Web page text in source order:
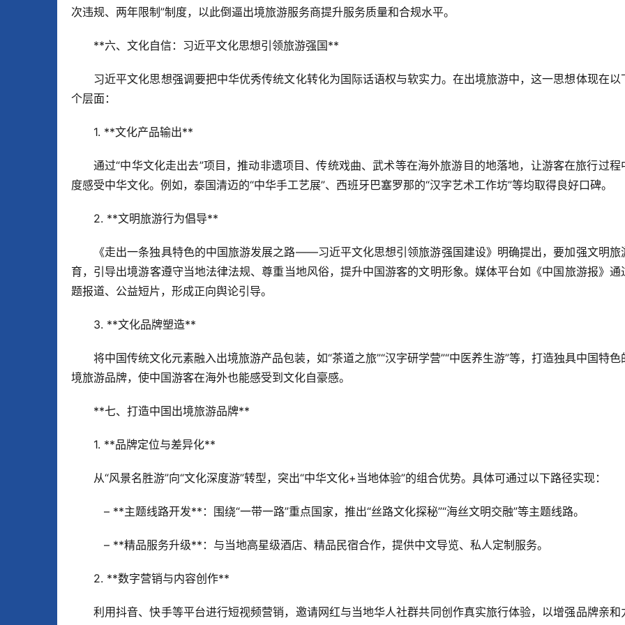
次违规、两年限制”制度，以此倒逼出境旅游服务商提升服务质量和合规水平。
**六、文化自信：习近平文化思想引领旅游强国**
习近平文化思想强调要把中华优秀传统文化转化为国际话语权与软实力。在出境旅游中，这一思想体现在以
个层面：
1. **文化产品输出**
通过“中华文化走出去”项目，推动非遗项目、传统戏曲、武术等在海外旅游目的地落地，让游客在旅行过程
度感受中华文化。例如，泰国清迈的“中华手工艺展”、西班牙巴塞罗那的“汉字艺术工作坊”等均取得良好口碑。
2. **文明旅游行为倡导**
《走出一条独具特色的中国旅游发展之路——习近平文化思想引领旅游强国建设》明确提出，要加强文明旅
育，引导出境游客遵守当地法律法规、尊重当地风俗，提升中国游客的文明形象。媒体平台如《中国旅游报》通
题报道、公益短片，形成正向舆论引导。
3. **文化品牌塑造**
将中国传统文化元素融入出境旅游产品包装，如“茶道之旅”“汉字研学营”“中医养生游”等，打造独具中国特色
境旅游品牌，使中国游客在海外也能感受到文化自豪感。
**七、打造中国出境旅游品牌**
1. **品牌定位与差异化**
从“风景名胜游”向“文化深度游”转型，突出“中华文化+当地体验”的组合优势。具体可通过以下路径实现：
   – **主题线路开发**：围绕“一带一路”重点国家，推出“丝路文化探秘”“海丝文明交融”等主题线路。
   – **精品服务升级**：与当地高星级酒店、精品民宿合作，提供中文导览、私人定制服务。
2. **数字营销与内容创作**
利用抖音、快手等平台进行短视频营销，邀请网红与当地华人社群共同创作真实旅行体验，以增强品牌亲和